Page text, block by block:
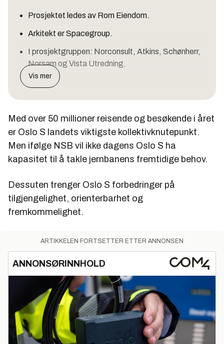
Prosjektet ledes av Rom Eiendom.
Arkitekt er Spacegroup.
I prosjektgruppen: Norconsult, Atkins, Schønherr,
Norsam og Vista Utredning.
Vis mer
Med over 50 millioner reisende og besøkende i året
er Oslo S landets viktigste kollektivknutepunkt.
Men ifølge NSB vil ikke dagens Oslo S ha
kapasitet til å takle jernbanens fremtidige behov.
Dessuten trenger Oslo S forbedringer på
tilgjengelighet, orienterbarhet og
fremkommelighet.
ARTIKKELEN FORTSETTER ETTER ANNONSEN
ANNONSØRINNHOLD